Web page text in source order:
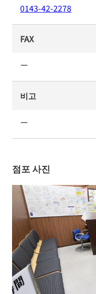
0143-42-2278
FAX
ー
비고
ー
점포 사진